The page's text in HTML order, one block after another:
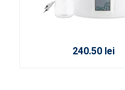
240.50 lei